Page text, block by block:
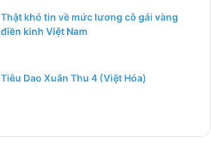
Thật khó tin về mức lương cô gái vàng
điền kinh Việt Nam
Tiêu Dao Xuân Thu 4 (Việt Hóa)